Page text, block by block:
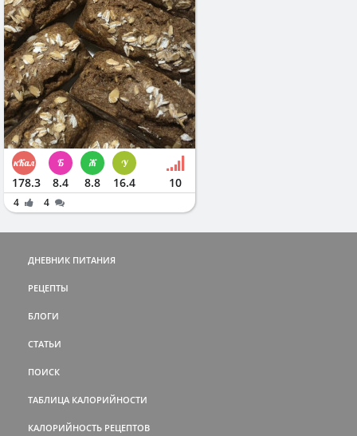
178.3 8.4 8.8 16.4 10
4 4
ДНЕВНИК ПИТАНИЯ
РЕЦЕПТЫ
БЛОГИ
СТАТЬИ
ПОИСК
ТАБЛИЦА КАЛОРИЙНОСТИ
КАЛОРИЙНОСТЬ РЕЦЕПТОВ